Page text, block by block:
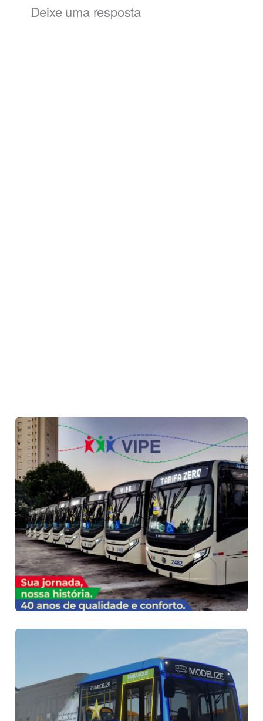
Deixe uma resposta